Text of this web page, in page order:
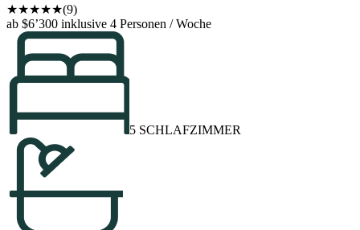
★★★★★(9)
ab $6’300 inklusive 4 Personen / Woche
5 SCHLAFZIMMER